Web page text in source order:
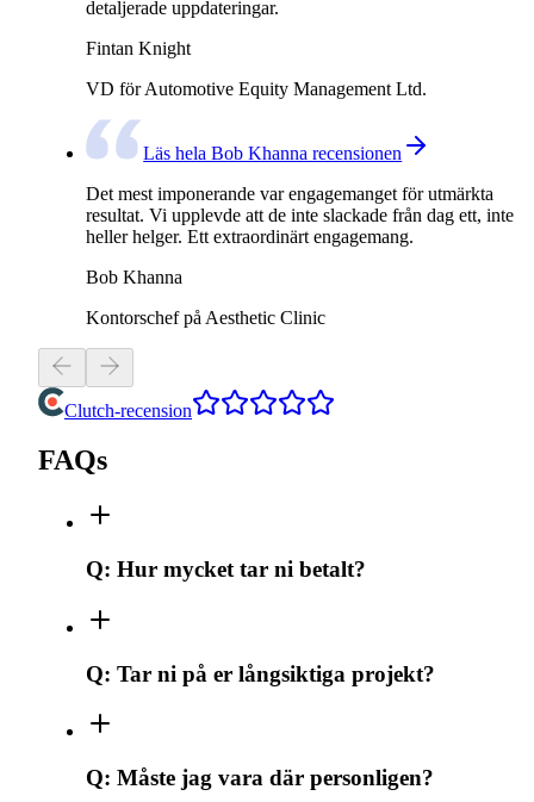
detaljerade uppdateringar.
Fintan Knight
VD för Automotive Equity Management Ltd.
Läs hela Bob Khanna recensionen
Det mest imponerande var engagemanget för utmärkta
resultat. Vi upplevde att de inte slackade från dag ett, inte
heller helger. Ett extraordinärt engagemang.
Bob Khanna
Kontorschef på Aesthetic Clinic
Clutch-recension
FAQs
Q: Hur mycket tar ni betalt?
Q: Tar ni på er långsiktiga projekt?
Q: Måste jag vara där personligen?